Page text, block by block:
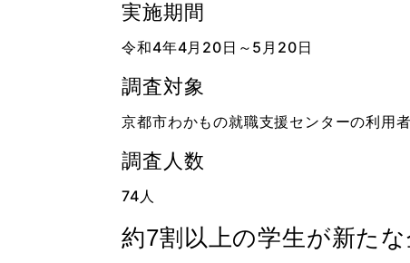
実施期間
令和4年4月20日～5月20日
調査対象
京都市わかもの就職支援センターの利用
調査人数
74人
約7割以上の学生が新た